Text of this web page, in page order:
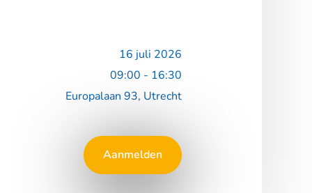
16 juli 2026
09:00 - 16:30
Europalaan 93, Utrecht
Aanmelden